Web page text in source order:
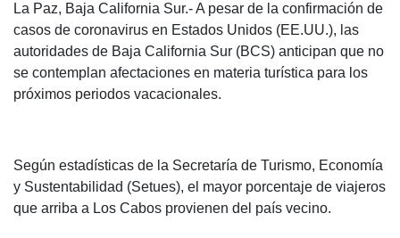
La Paz, Baja California Sur.- A pesar de la confirmación de
casos de coronavirus en Estados Unidos (EE.UU.), las
autoridades de Baja California Sur (BCS) anticipan que no
se contemplan afectaciones en materia turística para los
próximos periodos vacacionales.
Según estadísticas de la Secretaría de Turismo, Economía
y Sustentabilidad (Setues), el mayor porcentaje de viajeros
que arriba a Los Cabos provienen del país vecino.